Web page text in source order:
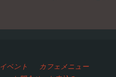
イベント
カフェメニュー